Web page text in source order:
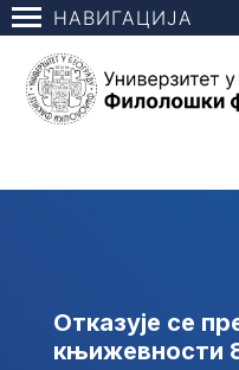
НАВИГАЦИЈА
Отказује се
књижевности